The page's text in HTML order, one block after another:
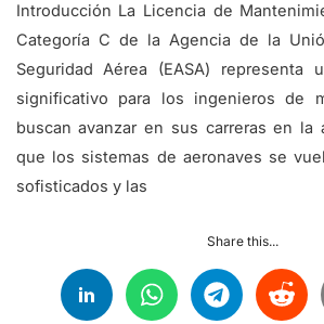
Introducción La Licencia de
Categoría C de la Agencia de la
Seguridad Aérea (EASA) representa
significativo para los ingenieros de
buscan avanzar en sus carreras en la
que los sistemas de aeronaves se
sofisticados y las
Share this...